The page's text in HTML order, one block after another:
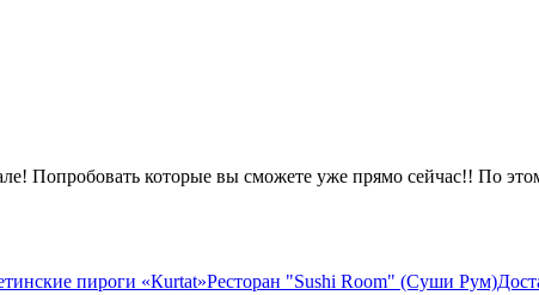
Попробовать которые вы сможете уже прямо сейчас!! По
пироги «Кurtat»Ресторан "Sushi Room" (Суши Рум)